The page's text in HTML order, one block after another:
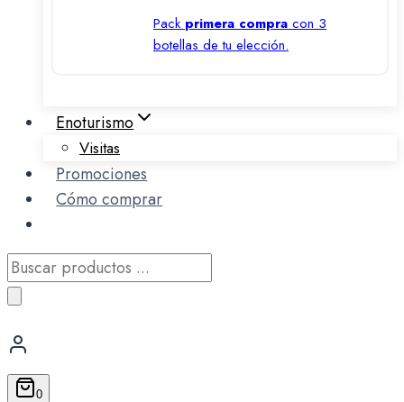
Pack primera compra con 3
botellas de tu elección.
Enoturismo
Visitas
Promociones
Cómo comprar
Búsqueda
de
0